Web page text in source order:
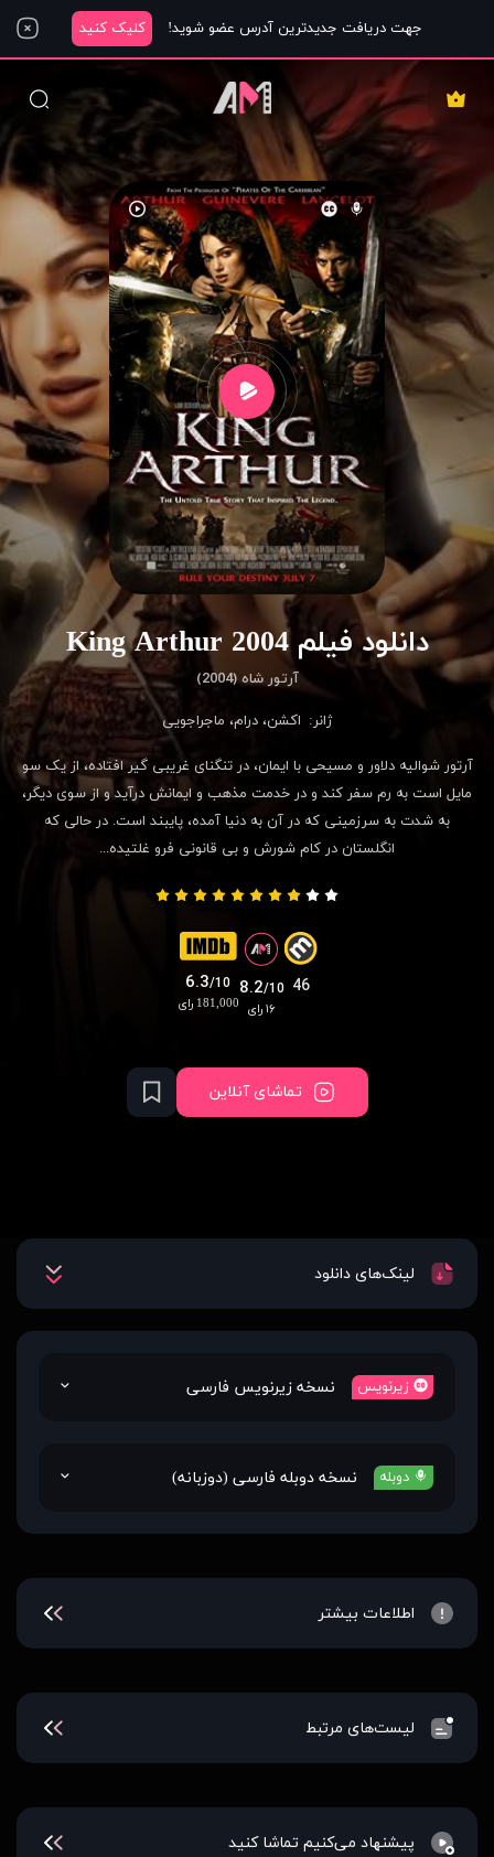
جهت دریافت جدیدترین آدرس عضو شوید! کلیک کنید
دانلود فیلم King Arthur 2004
آرتور شاه (2004)
ژانر: اکشن، درام، ماجراجویی
آرتور شوالیه دلاور و مسیحی با ایمان، در تنگنای غریبی گیر افتاده، از یک سو
مایل است به رم سفر کند و در خدمت مذهب و ایمانش درآید و از سوی دیگر،
به شدت به سرزمینی که در آن به دنیا آمده، پایبند است. در حالی که
انگلستان در کام شورش و بی قانونی فرو غلتیده...
6.3/10
181,000 رای
8.2/10
۱۶ رای
46
تماشای آنلاین
لینک‌های دانلود
زیرنویس نسخه زیرنویس فارسی
دوبله نسخه دوبله فارسی (دوزبانه)
اطلاعات بیشتر
لیست‌های مرتبط
پیشنهاد می‌کنیم تماشا کنید